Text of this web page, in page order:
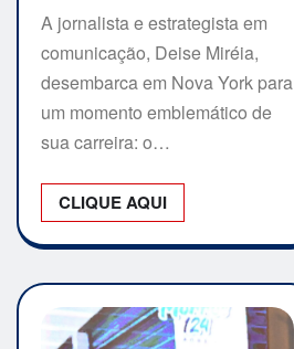
A jornalista e estrategista em
comunicação, Deise Miréia,
desembarca em Nova York para
um momento emblemático de
sua carreira: o…
CLIQUE AQUI